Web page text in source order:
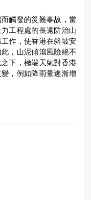
觸發的災難事故，當
工程處的長遠防治山
作，使香港在斜坡安
，山泥傾瀉風險絕不
下，極端天氣對香港
，例如降雨量遂漸增